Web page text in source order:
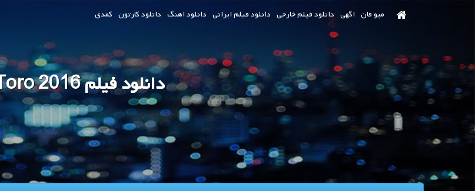
میو فان اگهی دانلود فیلم خارجی دانلود فیلم ایرانی دانلود اهنگ دانلود کارتون کمدی
دانلود فیلم Toro 2016